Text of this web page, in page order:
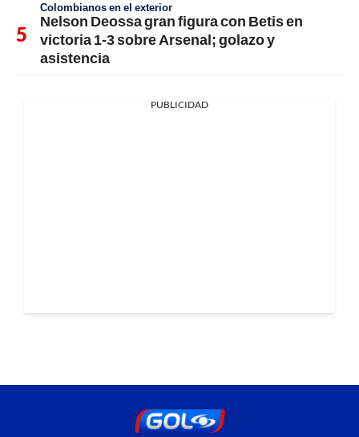
Colombianos en el exterior
Nelson Deossa gran figura con Betis en
victoria 1-3 sobre Arsenal; golazo y
asistencia
PUBLICIDAD